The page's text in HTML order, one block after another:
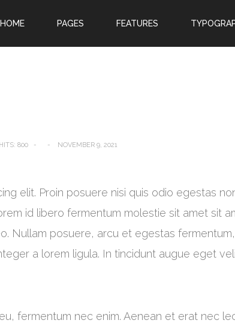
HITS: 800 NOVEMBER 9, 2021
elit. Proin posuere nisi quis odio egestas
id libero fermentum molestie sit amet sit
Nullam posuere, arcu et egestas
a lorem ligula. In tincidunt augue eget
fermentum nec enim. Aenean et erat nec
LOG IN
HOME PAGES FEATURES